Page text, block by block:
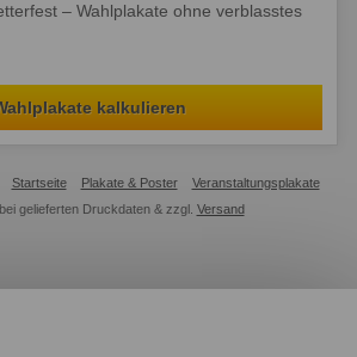
– Wahlplakate ohne verblasstes
kalkulieren
Startseite Plakate & Poster
Veranstaltungsplakate
gelieferten Druckdaten & zzgl. Versand